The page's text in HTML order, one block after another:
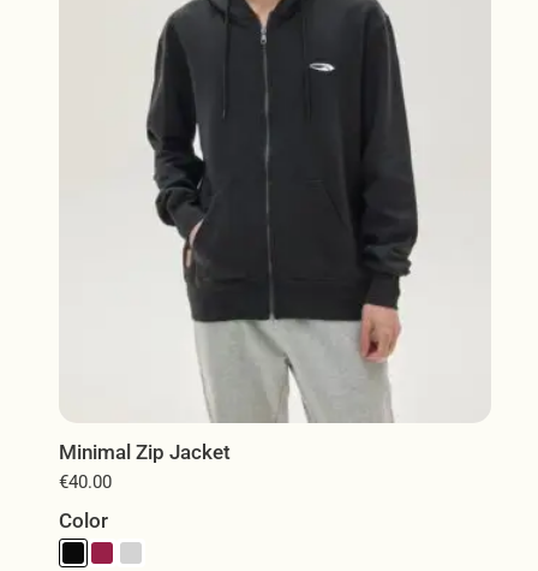
Minimal Zip Jacket
€40.00
Color
επιλογές
μπορούν
επιλεγούν
στη
σελίδα
του
προϊόντος